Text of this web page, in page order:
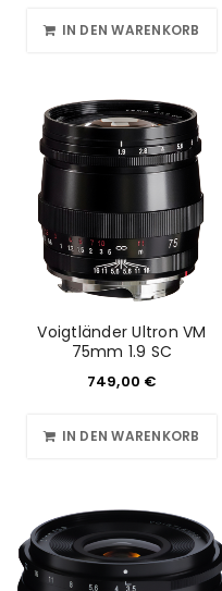
IN DEN WARENKORB
Voigtländer Ultron VM
75mm 1.9 SC
749,00 €
IN DEN WARENKORB